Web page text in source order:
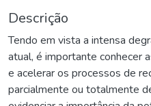
Descrição
Tendo em vista a intensa
atual, é importante conhecer
e acelerar os processos de
parcialmente ou totalmente